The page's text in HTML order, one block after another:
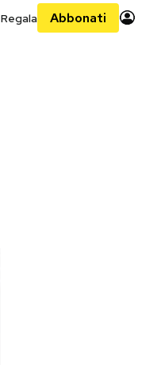
Regala Abbonati